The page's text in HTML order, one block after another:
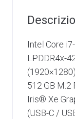
Intel Core
LPDDR4x-
512 GB M.2
Iris® Xe
(USB-C /